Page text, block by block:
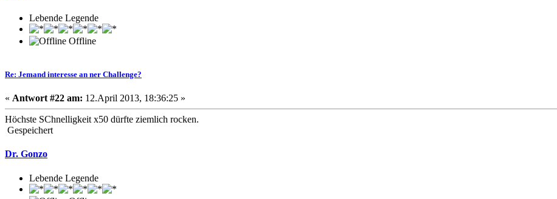
Lebende Legende
Offline
Re: Jemand interesse an ner Challenge?
« Antwort #22 am: 12.April 2013, 18:36:25 »
Höchste SChnelligkeit x50 dürfte ziemlich rocken.
Gespeichert
Dr. Gonzo
Lebende Legende